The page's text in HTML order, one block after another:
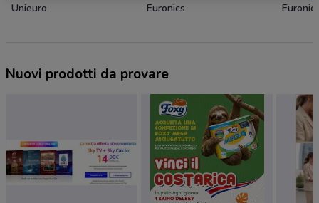
Unieuro Euronics
Nuovi prodotti da provare